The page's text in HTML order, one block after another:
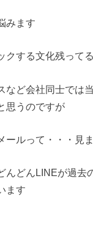
みます
クする文化残って
など会社同士では
思うのですが
ールって・・・見
んどんLINEが過去
ます